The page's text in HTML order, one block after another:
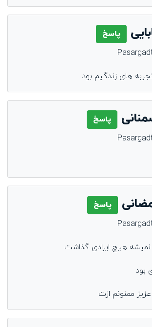
پاسخ
های زندگیم بود
پاسخ
پاسخ
نمیشه هیچ ایرادی گذاشت
بود
ممنونم ازت